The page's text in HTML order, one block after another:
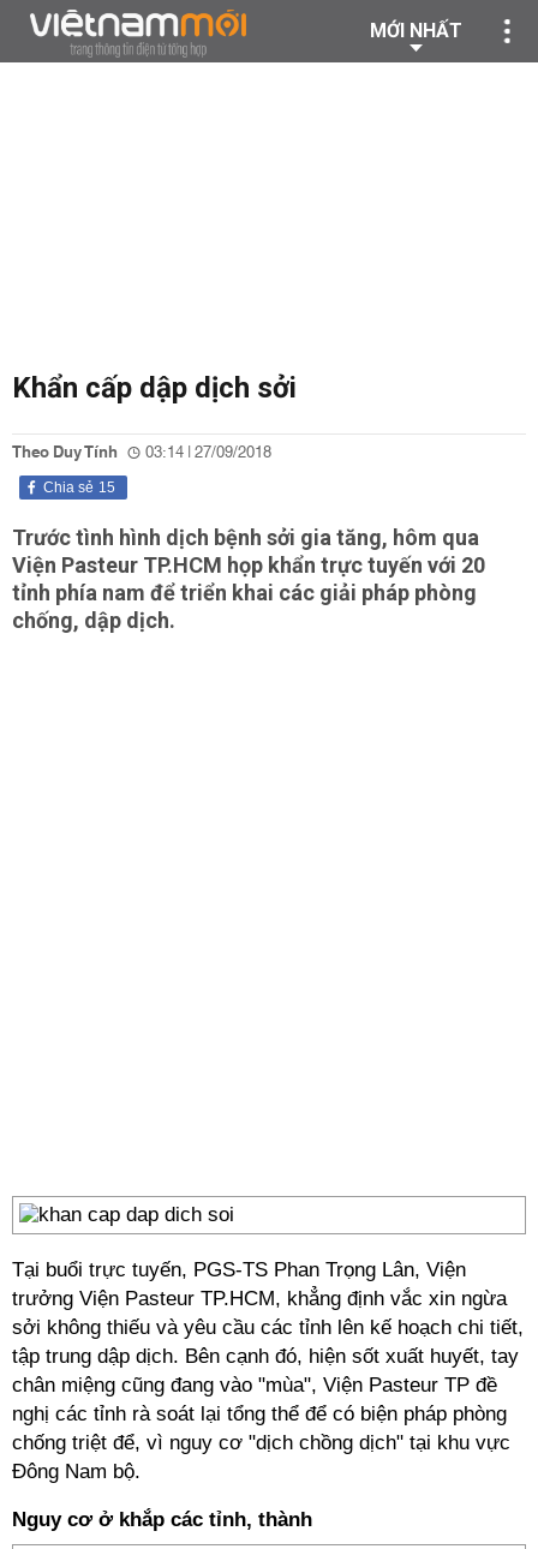
MỚI NHẤT
Khẩn cấp dập dịch sởi
Theo Duy Tính 03:14 | 27/09/2018
15
Chia sẻ
Trước tình hình dịch bệnh sởi gia tăng, hôm qua
Viện Pasteur TP.HCM họp khẩn trực tuyến với 20
tỉnh phía nam để triển khai các giải pháp phòng
chống, dập dịch.
Tại buổi trực tuyến, PGS-TS Phan Trọng Lân, Viện
trưởng Viện Pasteur TP.HCM, khẳng định vắc xin ngừa
sởi không thiếu và yêu cầu các tỉnh lên kế hoạch chi tiết,
tập trung dập dịch. Bên cạnh đó, hiện sốt xuất huyết, tay
chân miệng cũng đang vào "mùa", Viện Pasteur TP đề
nghị các tỉnh rà soát lại tổng thể để có biện pháp phòng
chống triệt để, vì nguy cơ "dịch chồng dịch" tại khu vực
Đông Nam bộ.
Nguy cơ ở khắp các tỉnh, thành